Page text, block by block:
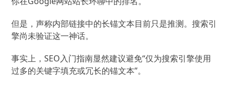
但是，声称内部链接中的长锚文本目前只是推测。搜索引
擎尚未验证这一神话。
事实上，SEO入门指南显然建议避免“仅为搜索引擎使用
过多的关键字填充或冗长的锚文本”。